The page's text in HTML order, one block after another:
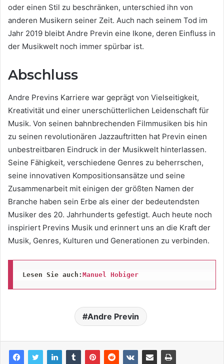
oder einen Stil zu beschränken, unterschied ihn von
anderen Musikern seiner Zeit. Auch nach seinem Tod im
Jahr 2019 bleibt Andre Previn eine Ikone, deren Einfluss in
der Musikwelt noch immer spürbar ist.
Abschluss
Andre Previns Karriere war geprägt von Vielseitigkeit,
Kreativität und einer unerschütterlichen Leidenschaft für
Musik. Von seinen bahnbrechenden Filmmusiken bis hin
zu seinen revolutionären Jazzauftritten hat Previn einen
unbestreitbaren Eindruck in der Musikwelt hinterlassen.
Seine Fähigkeit, verschiedene Genres zu beherrschen,
seine innovativen Kompositionsansätze und seine
Zusammenarbeit mit einigen der größten Namen der
Branche haben sein Erbe als einer der bedeutendsten
Musiker des 20. Jahrhunderts gefestigt. Auch heute noch
inspiriert Previns Musik und erinnert uns an die Kraft der
Musik, Genres, Kulturen und Generationen zu verbinden.
Lesen Sie auch: Manuel Hobiger
Andre Previn